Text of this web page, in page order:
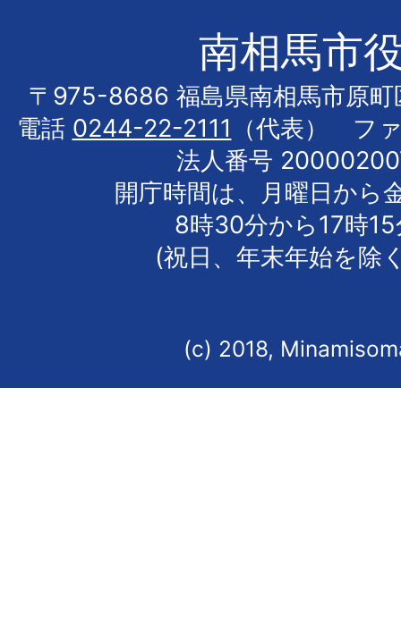
南相馬市
〒975-8686 福島県南相馬市原町
電話 0244-22-2111
（代表） フ
法人番号
開庁時間は、月曜日から
8時30分から17時
(祝日、年末年始を除
(c) 2018,